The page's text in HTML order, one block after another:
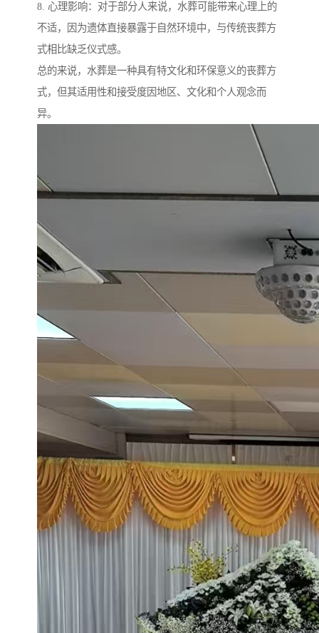
8. 心理影响：对于部分人来说，水葬可能带来心理上的
不适，因为遗体直接暴露于自然环境中，与传统丧葬方
式相比缺乏仪式感。
总的来说，水葬是一种具有特文化和环保意义的丧葬方
式，但其适用性和接受度因地区、文化和个人观念而
异。